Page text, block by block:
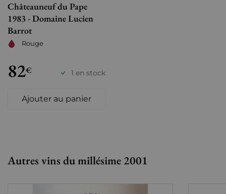
Châteauneuf du Pape
1983 - Domaine Lucien
Barrot
Rouge
82€ 1 en stock
Ajouter au panier
Autres vins du millésime 2001